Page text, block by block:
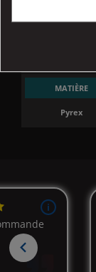
MATIÈRE
Pyrex